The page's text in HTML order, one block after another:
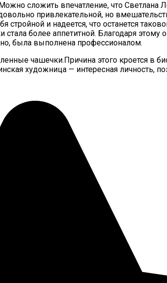
сложить впечатление, что Светлана
привлекательной, но
стройной и надеется, что останется
более аппетитной. Благодаря этому
была выполнена профессионалом.
чашечки.Причина этого кроется в
художница — интересная личность,